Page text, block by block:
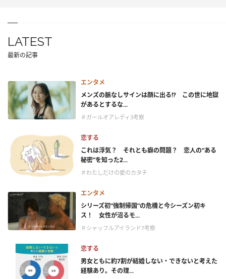
LATEST
最新の記事
エンタメ
メンズの脈なしサインは顔に出る!? この世に地獄
があるとするな...
＃ガールオアレディ3考察
恋する
これは浮気？ それとも癖の問題？ 恋人の“ある
秘密”を知った2...
＃わたしだけの愛のカタチ
エンタメ
シリーズ初“強制帰国”の危機と今シーズン初キ
ス！ 女性が沼るモ...
＃シャッフルアイランド7考察
恋する
男女ともに約7割が結婚しない・できないと考えた
経験あり。その理...